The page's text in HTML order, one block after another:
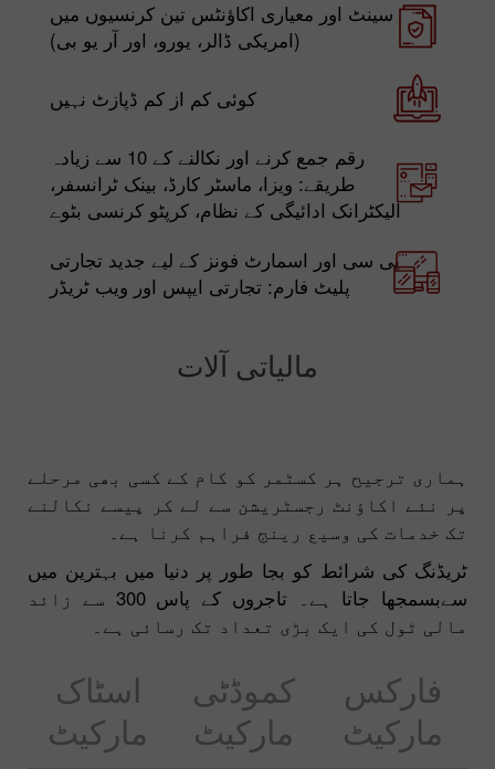
سینٹ اور معیاری اکاؤنٹس تین کرنسیوں میں
(امریکی ڈالر، یورو، اور آر یو بی)
کوئی کم از کم ڈپازٹ نہیں
رقم جمع کرنے اور نکالنے کے 10 سے زیادہ
طریقے: ویزا، ماسٹر کارڈ، بینک ٹرانسفر،
الیکٹرانک ادائیگی کے نظام، کرپٹو کرنسی بٹوے
پی سی اور اسمارٹ فونز کے لیے جدید تجارتی
پلیٹ فارم: تجارتی ایپس اور ویب ٹریڈر
مالیاتی آلات
ہماری ترجیح ہر کسٹمر کو کام کے کسی بھی مرحلے
پر نئے اکاؤنٹ رجسٹریشن سے لے کر پیسے نکالنے
تک خدمات کی وسیع رینج فراہم کرنا ہے۔
ٹریڈنگ کی شرائط کو بجا طور پر دنیا میں بہترین میں
سےبسمجھا جاتا ہے۔ تاجروں کے پاس 300 سے زائد
مالی ٹول کی ایک بڑی تعداد تک رسائی ہے۔
فارکس
مارکیٹ
کموڈٹی
مارکیٹ
اسٹاک
مارکیٹ